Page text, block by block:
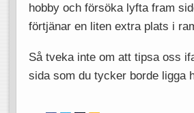
hobby och försöka lyfta fram
förtjänar en liten extra plats i
Så tveka inte om att tipsa oss
sida som du tycker borde ligga